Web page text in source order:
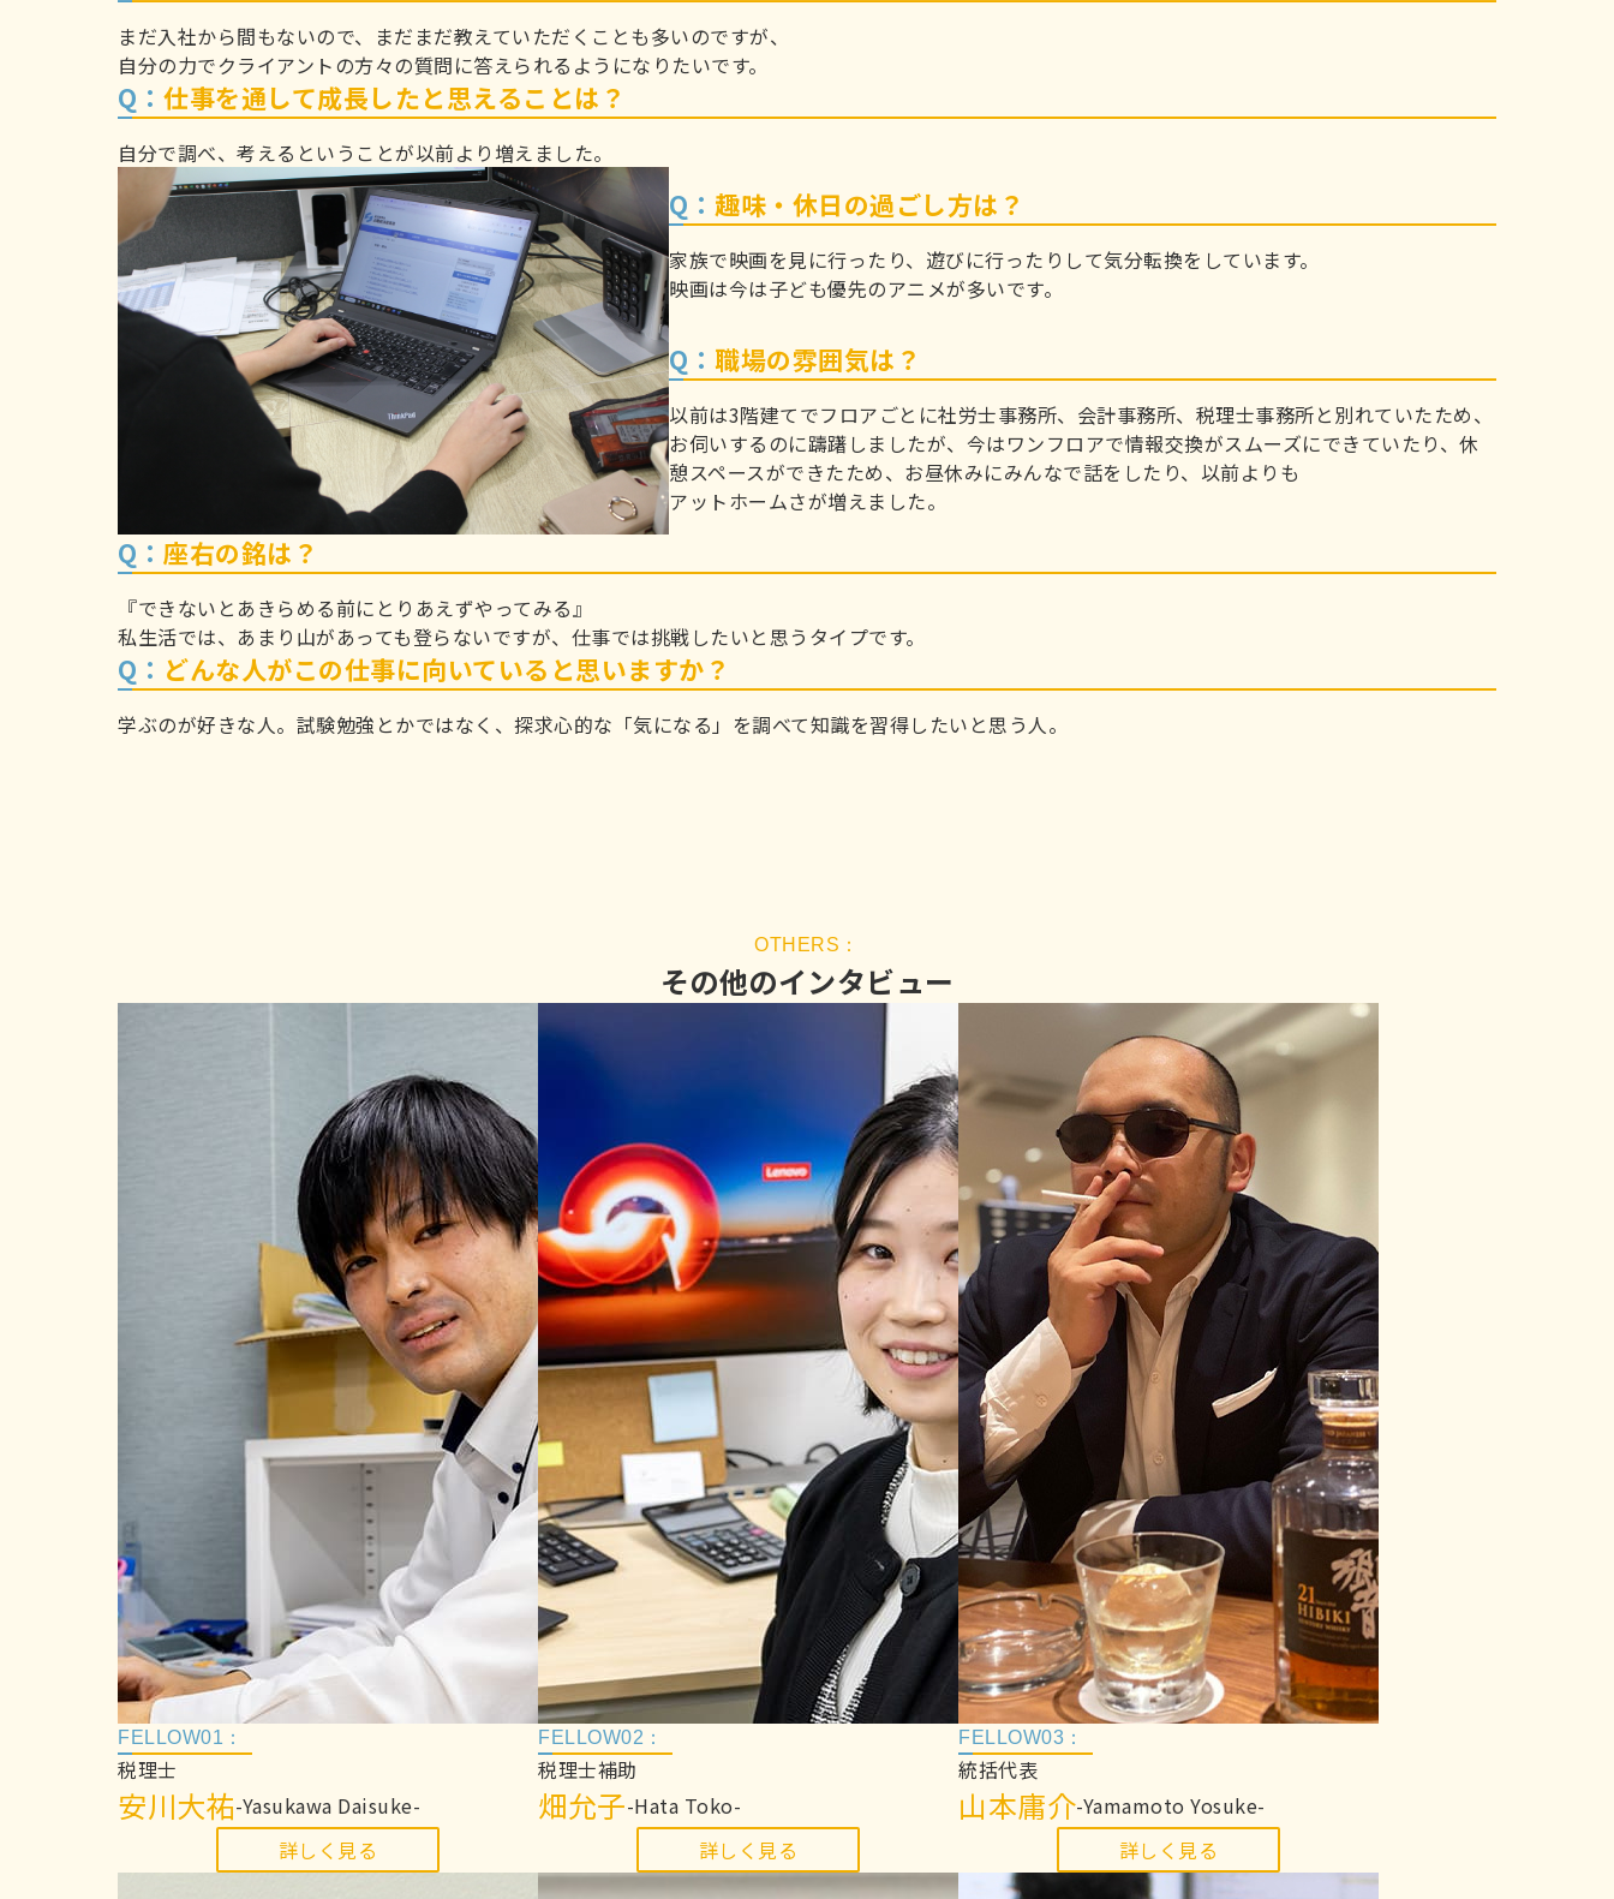
まだ入社から間もないので、まだまだ教えていただくことも多いのですが、
自分の力でクライアントの方々の質問に答えられるようになりたいです。
Q： 仕事を通して成長したと思えることは？
自分で調べ、考えるということが以前より増えました。
Q： 趣味・休日の過ごし方は？
家族で映画を見に行ったり、遊びに行ったりして気分転換をしています。
映画は今は子ども優先のアニメが多いです。
Q：職場の雰囲気は？
以前は3階建てでフロアごとに社労士事務所、会計事務所、税理士事務所と別れていたため、
お伺いするのに躊躇しましたが、今はワンフロアで情報交換がスムーズにできていたり、休
憩スペースができたため、お昼休みにみんなで話をしたり、以前よりも
アットホームさが増えました。
Q： 座右の銘は？
『できないとあきらめる前にとりあえずやってみる』
私生活では、あまり山があっても登らないですが、仕事では挑戦したいと思うタイプです。
Q： どんな人がこの仕事に向いていると思いますか？
学ぶのが好きな人。試験勉強とかではなく、探求心的な「気になる」を調べて知識を習得したいと思う人。
その他のインタビュー
FELLOW01：
税理士
安川大祐-Yasukawa Daisuke-
詳しく見る
FELLOW02：
税理士補助
畑允子-Hata Toko-
詳しく見る
FELLOW03：
統括代表
山本庸介-Yamamoto Yosuke-
詳しく見る